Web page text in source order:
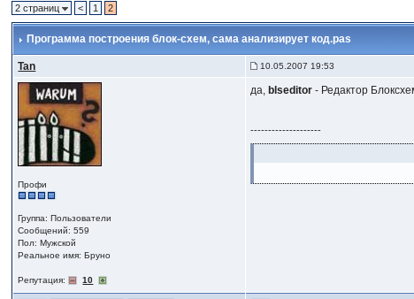
2 страниц < 1 2
Программа построения блок-схем, сама анализирует код.pas
Tan 10.05.2007 19:53
Профи
Группа: Пользователи
Сообщений: 559
Пол: Мужской
Реальное имя: Бруно
Репутация: 10
да, blseditor - Редактор
--------------------